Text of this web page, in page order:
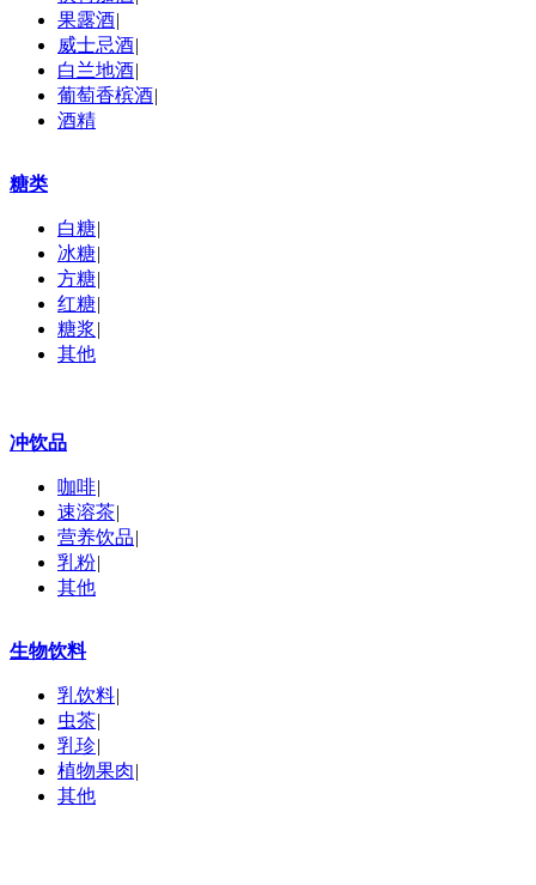
果露酒|
威士忌酒|
白兰地酒|
葡萄香槟酒|
酒精
糖类
白糖|
冰糖|
方糖|
红糖|
糖浆 |
其他
冲饮品
咖啡|
速溶茶|
营养饮品|
乳粉|
其他
生物饮料
乳饮料|
虫茶|
乳珍|
植物果肉|
其他